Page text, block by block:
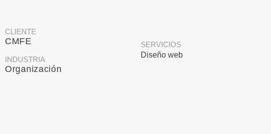
CLIENTE
CMFE
INDUSTRIA
Organización
SERVICIOS
Diseño web